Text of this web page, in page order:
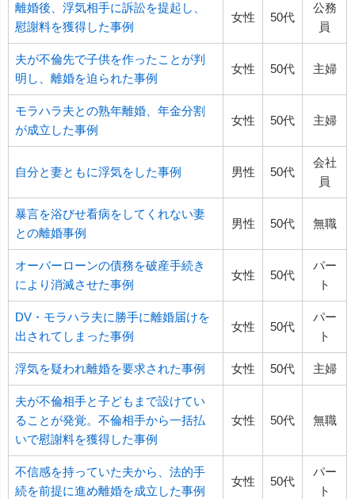
離婚後、浮気相手に訴訟を提起し、
慰謝料を獲得した事例
女性 50代
公務
員
夫が不倫先で子供を作ったことが判
明し、離婚を迫られた事例
女性 50代 主婦
モラハラ夫との熟年離婚、年金分割
が成立した事例
女性 50代 主婦
自分と妻ともに浮気をした事例 男性 50代
会社
員
暴言を浴びせ看病をしてくれない妻
との離婚事例
男性 50代 無職
オーバーローンの債務を破産手続き
により消滅させた事例
女性 50代
パー
ト
DV・モラハラ夫に勝手に離婚届けを
出されてしまった事例
女性 50代
パー
ト
浮気を疑われ離婚を要求された事例 女性 50代 主婦
夫が不倫相手と子どもまで設けてい
ることが発覚。不倫相手から一括払
いで慰謝料を獲得した事例
女性 50代 無職
不信感を持っていた夫から、法的手
続を前提に進め離婚を成立した事例
女性 50代
パー
ト